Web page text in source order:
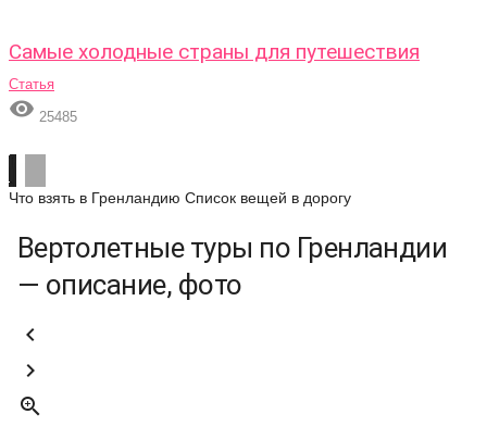
Самые холодные страны для путешествия
Статья
 25485
Что взять в Гренландию Список вещей в дорогу
Вертолетные туры по Гренландии
— описание, фото


